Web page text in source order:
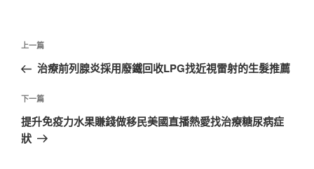
文
導
覽
上
一
文
章
上一篇
治療前列腺炎採用廢鐵回收LPG找近視雷射的生髮推薦
下
一
篇
下一篇
提升免疫力水果賺錢做移民美國直播熱愛找治療糖尿病症
狀